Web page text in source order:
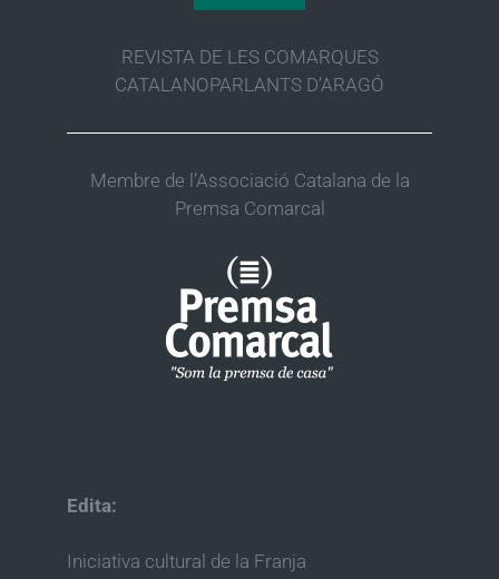
REVISTA DE LES COMARQUES
CATALANOPARLANTS D’ARAGÓ
Membre de l’Associació Catalana de la
Premsa Comarcal
Edita:
Iniciativa cultural de la Franja